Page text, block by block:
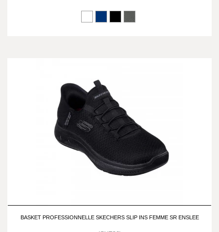
BASKET PROFESSIONNELLE SKECHERS SLIP INS FEMME SR ENSLEE